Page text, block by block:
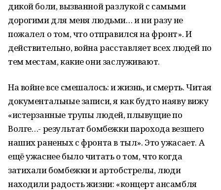
дикой боли, вызванной разлукой с самыми
дорогими для меня людьми… и ни разу не
пожалел о том, что отправился на фронт». И
действительно, война расставляет всех людей по
тем местам, какие они заслуживают.
На войне все смешалось: и жизнь, и смерть. Читая
документальные записи, я как будто наяву вижу
«истерзанные трупы людей, плывущие по
Волге…- результат бомбежки парохода везшего
наших раненых с фронта в тыл». Это ужасает. А
ещё ужаснее было читать о том, что когда
затихали бомбежки и артобстрелы, люди
находили радость жизни: «концерт ансамбля